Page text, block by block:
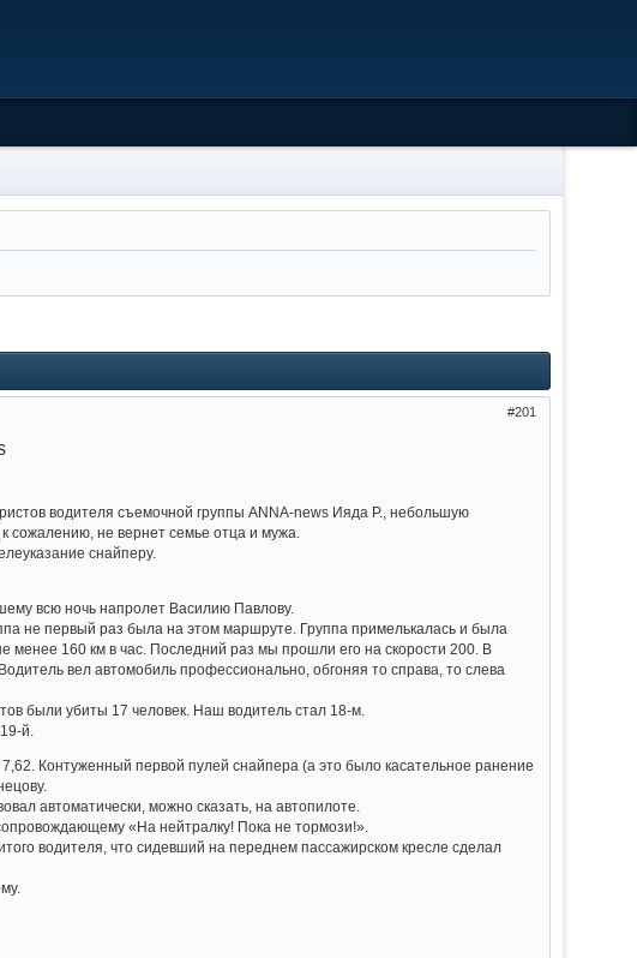
201
водителя съемочной группы ANNA-news Ияда Р., небольшую
сожалению, не вернет семье отца и мужа.
снайперу.
всю ночь напролет Василию Павлову.
не первый раз была на этом маршруте. Группа примелькалась и была
менее 160 км в час. Последний раз мы прошли его на скорости 200. В
вел автомобиль профессионально, обгоняя то справа, то слева
были убиты 17 человек. Наш водитель стал 18-м.
й.
Контуженный первой пулей снайпера (а это было касательное ранение
автоматически, можно сказать, на автопилоте.
«На нейтралку! Пока не тормози!».
водителя, что сидевший на переднем пассажирском кресле сделал